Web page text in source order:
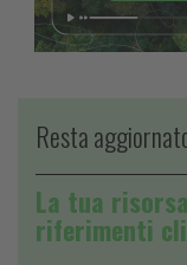
Resta
La tua
riferimenti